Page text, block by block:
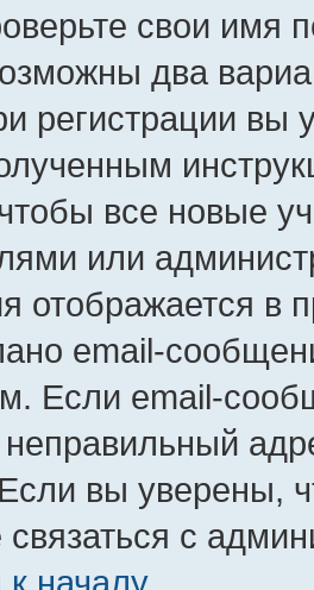
свои имя
два
регистрации вы
все новые
или
отображается в
email-
Если email-
вы уверены,
связаться с
к началу